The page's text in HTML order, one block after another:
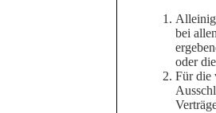
bei
oder
Für die